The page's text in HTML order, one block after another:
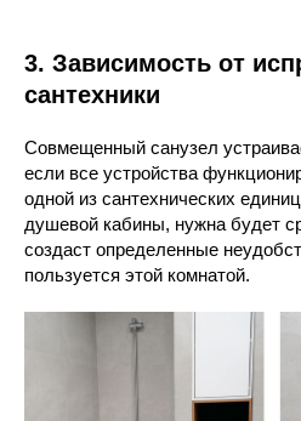
3. Зависимость от
сантехники
Совмещенный санузел
если все устройства
одной из сантехнических
душевой кабины, нужна будет
создаст определенные
пользуется этой комнатой.